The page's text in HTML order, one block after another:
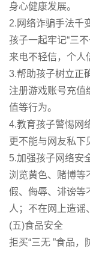
身心健康发展。
2.网络诈骗手法千
孩子一起牢记“三
来电不轻信，个人
3.帮助孩子树立正
注册游戏账号充值
值等行为。
4.教育孩子警惕网
更不能与网友私下
5.加强孩子网络安
浏览黄色、赌博等
假、侮辱、诽谤等
人；不在网上造谣
(五)食品安全
拒买“三无 ”食品